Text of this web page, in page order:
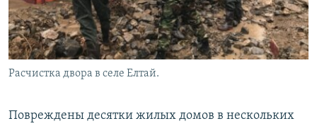
Расчистка двора в селе Елтай.
Повреждены десятки жилых домов в нескольких